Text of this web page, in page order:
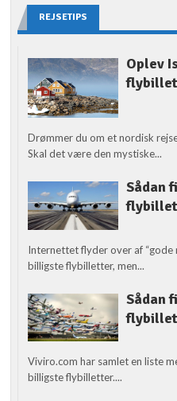
REJSETIPS
Oplev
flybillet
Drømmer du om et nordisk
Skal det være den mystiske...
Sådan
Internettet flyder over af “gode
billigste flybilletter, men...
Sådan
Viviro.com har samlet en liste
billigste flybilletter....